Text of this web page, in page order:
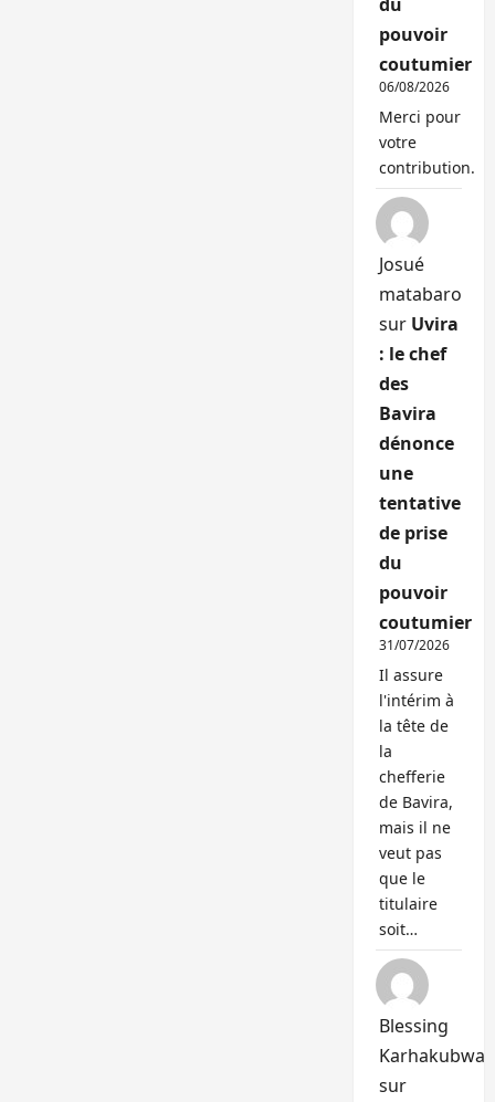
pouvoir
coutumier
06/08/2026
Merci pour
votre
contribution.
Josué
matabaro
sur Uvira
: le chef
des
Bavira
dénonce
une
tentative
de prise
du
pouvoir
coutumier
31/07/2026
Il assure
l'intérim à
la tête de
la
chefferie
de Bavira,
mais il ne
veut pas
que le
titulaire
soit…
Blessing
Karhakubwa
sur